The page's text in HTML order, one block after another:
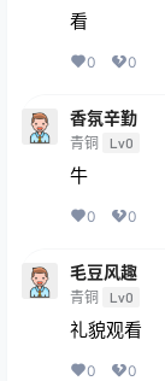
看
0 0
香氛辛勤
青铜 Lv0
牛
0 0
毛豆风趣
青铜 Lv0
礼貌观看
0 0